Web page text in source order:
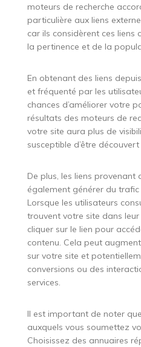
moteurs de recherche
particulière aux liens
car ils considèrent ces liens
la pertinence et de la
En obtenant des liens
et fréquenté par les
chances d’améliorer votre
résultats des moteurs de
votre site aura plus de
susceptible d’être
De plus, les liens provenant
également générer du
Lorsque les utilisateurs
trouvent votre site dans leur
cliquer sur le lien pour
contenu. Cela peut
sur votre site et
conversions ou des
services.
Il est important de noter
auxquels vous soumettez
Choisissez des annuaires